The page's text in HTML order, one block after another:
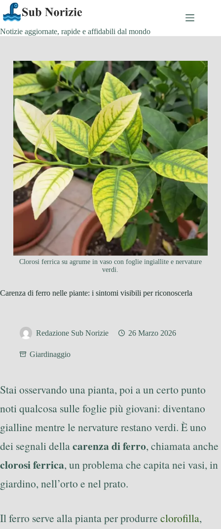
Salta
al
contenuto
Notizie aggiornate, rapide e affidabili dal mondo
Clorosi ferrica su agrume in vaso con foglie ingiallite e nervature
verdi.
Carenza di ferro nelle piante: i sintomi visibili per riconoscerla
Redazione Sub Norizie 26 Marzo 2026
Giardinaggio
Stai osservando una pianta, poi a un certo punto
noti qualcosa sulle foglie più giovani: diventano
gialline mentre le nervature restano verdi. È uno
dei segnali dellacarenza di ferro, chiamata anche
clorosi ferrica, un problema che capita nei vasi, in
giardino, nell’orto e nel prato.
Il ferro serve alla pianta per produrre clorofilla,